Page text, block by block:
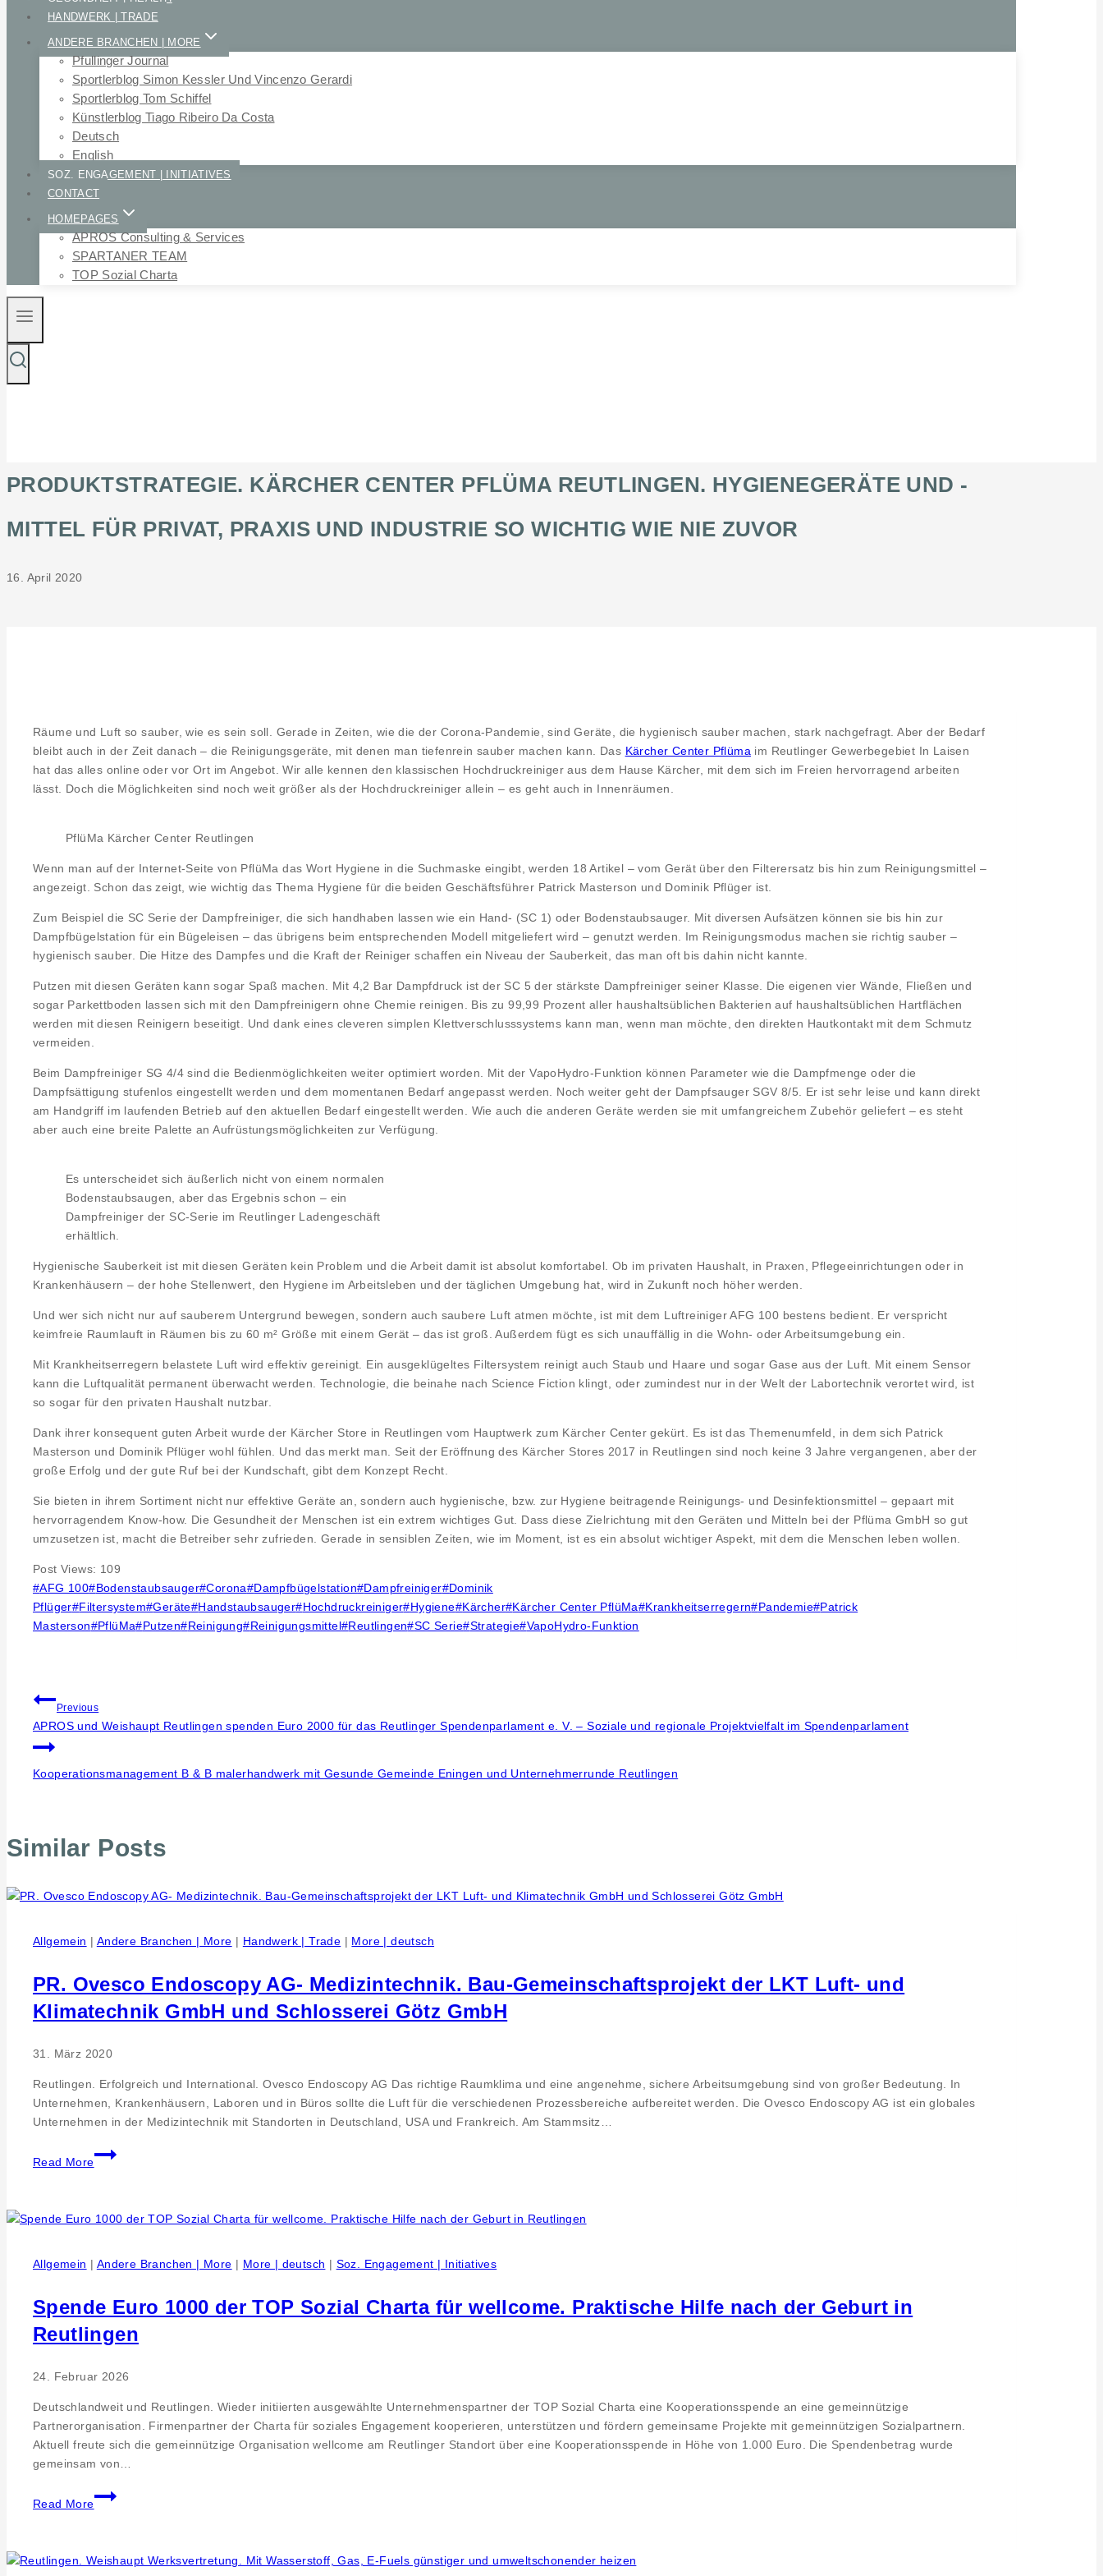
HANDWERK | TRADE
ANDERE BRANCHEN | MORE
Pfullinger Journal
Sportlerblog Simon Kessler Und Vincenzo Gerardi
Sportlerblog Tom Schiffel
Künstlerblog Tiago Ribeiro Da Costa
Deutsch
English
SOZ. ENGAGEMENT | INITIATIVES
CONTACT
HOMEPAGES
APROS Consulting & Services
SPARTANER TEAM
TOP Sozial Charta
PRODUKTSTRATEGIE. KÄRCHER CENTER PFLÜMA REUTLINGEN. HYGIENEGERÄTE UND -
MITTEL FÜR PRIVAT, PRAXIS UND INDUSTRIE SO WICHTIG WIE NIE ZUVOR
16. April 2020
Räume und Luft so sauber, wie es sein soll. Gerade in Zeiten, wie die der Corona-Pandemie, sind Geräte, die hygienisch sauber machen, stark nachgefragt. Aber der Bedarf
bleibt auch in der Zeit danach – die Reinigungsgeräte, mit denen man tiefenrein sauber machen kann. Das Kärcher Center Pflüma im Reutlinger Gewerbegebiet In Laisen
hat das alles online oder vor Ort im Angebot. Wir alle kennen den klassischen Hochdruckreiniger aus dem Hause Kärcher, mit dem sich im Freien hervorragend arbeiten
lässt. Doch die Möglichkeiten sind noch weit größer als der Hochdruckreiniger allein – es geht auch in Innenräumen.
PflüMa Kärcher Center Reutlingen
Wenn man auf der Internet-Seite von PflüMa das Wort Hygiene in die Suchmaske eingibt, werden 18 Artikel – vom Gerät über den Filterersatz bis hin zum Reinigungsmittel –
angezeigt. Schon das zeigt, wie wichtig das Thema Hygiene für die beiden Geschäftsführer Patrick Masterson und Dominik Pflüger ist.
Zum Beispiel die SC Serie der Dampfreiniger, die sich handhaben lassen wie ein Hand- (SC 1) oder Bodenstaubsauger. Mit diversen Aufsätzen können sie bis hin zur
Dampfbügelstation für ein Bügeleisen – das übrigens beim entsprechenden Modell mitgeliefert wird – genutzt werden. Im Reinigungsmodus machen sie richtig sauber –
hygienisch sauber. Die Hitze des Dampfes und die Kraft der Reiniger schaffen ein Niveau der Sauberkeit, das man oft bis dahin nicht kannte.
Putzen mit diesen Geräten kann sogar Spaß machen. Mit 4,2 Bar Dampfdruck ist der SC 5 der stärkste Dampfreiniger seiner Klasse. Die eigenen vier Wände, Fließen und
sogar Parkettboden lassen sich mit den Dampfreinigern ohne Chemie reinigen. Bis zu 99,99 Prozent aller haushaltsüblichen Bakterien auf haushaltsüblichen Hartflächen
werden mit diesen Reinigern beseitigt. Und dank eines cleveren simplen Klettverschlusssystems kann man, wenn man möchte, den direkten Hautkontakt mit dem Schmutz
vermeiden.
Beim Dampfreiniger SG 4/4 sind die Bedienmöglichkeiten weiter optimiert worden. Mit der VapoHydro-Funktion können Parameter wie die Dampfmenge oder die
Dampfsättigung stufenlos eingestellt werden und dem momentanen Bedarf angepasst werden. Noch weiter geht der Dampfsauger SGV 8/5. Er ist sehr leise und kann direkt
am Handgriff im laufenden Betrieb auf den aktuellen Bedarf eingestellt werden. Wie auch die anderen Geräte werden sie mit umfangreichem Zubehör geliefert – es steht
aber auch eine breite Palette an Aufrüstungsmöglichkeiten zur Verfügung.
Es unterscheidet sich äußerlich nicht von einem normalen
Bodenstaubsaugen, aber das Ergebnis schon – ein
Dampfreiniger der SC-Serie im Reutlinger Ladengeschäft
erhältlich.
Hygienische Sauberkeit ist mit diesen Geräten kein Problem und die Arbeit damit ist absolut komfortabel. Ob im privaten Haushalt, in Praxen, Pflegeeinrichtungen oder in
Krankenhäusern – der hohe Stellenwert, den Hygiene im Arbeitsleben und der täglichen Umgebung hat, wird in Zukunft noch höher werden.
Und wer sich nicht nur auf sauberem Untergrund bewegen, sondern auch saubere Luft atmen möchte, ist mit dem Luftreiniger AFG 100 bestens bedient. Er verspricht
keimfreie Raumlauft in Räumen bis zu 60 m² Größe mit einem Gerät – das ist groß. Außerdem fügt es sich unauffällig in die Wohn- oder Arbeitsumgebung ein.
Mit Krankheitserregern belastete Luft wird effektiv gereinigt. Ein ausgeklügeltes Filtersystem reinigt auch Staub und Haare und sogar Gase aus der Luft. Mit einem Sensor
kann die Luftqualität permanent überwacht werden. Technologie, die beinahe nach Science Fiction klingt, oder zumindest nur in der Welt der Labortechnik verortet wird, ist
so sogar für den privaten Haushalt nutzbar.
Dank ihrer konsequent guten Arbeit wurde der Kärcher Store in Reutlingen vom Hauptwerk zum Kärcher Center gekürt. Es ist das Themenumfeld, in dem sich Patrick
Masterson und Dominik Pflüger wohl fühlen. Und das merkt man. Seit der Eröffnung des Kärcher Stores 2017 in Reutlingen sind noch keine 3 Jahre vergangenen, aber der
große Erfolg und der gute Ruf bei der Kundschaft, gibt dem Konzept Recht.
Sie bieten in ihrem Sortiment nicht nur effektive Geräte an, sondern auch hygienische, bzw. zur Hygiene beitragende Reinigungs- und Desinfektionsmittel – gepaart mit
hervorragendem Know-how. Die Gesundheit der Menschen ist ein extrem wichtiges Gut. Dass diese Zielrichtung mit den Geräten und Mitteln bei der Pflüma GmbH so gut
umzusetzen ist, macht die Betreiber sehr zufrieden. Gerade in sensiblen Zeiten, wie im Moment, ist es ein absolut wichtiger Aspekt, mit dem die Menschen leben wollen.
Post Views: 109
Post
Tags:
#AFG 100#Bodenstaubsauger#Corona#Dampfbügelstation#Dampfreiniger#Dominik
Pflüger#Filtersystem#Geräte#Handstaubsauger#Hochdruckreiniger#Hygiene#Kärcher#Kärcher Center PflüMa#Krankheitserregern#Pandemie#Patrick
Masterson#PflüMa#Putzen#Reinigung#Reinigungsmittel#Reutlingen#SC Serie#Strategie#VapoHydro-Funktion
Beitragsnavigation
Previous
APROS und Weishaupt Reutlingen spenden Euro 2000 für das Reutlinger Spendenparlament e. V. – Soziale und regionale Projektvielfalt im Spendenparlament
Kooperationsmanagement B & B malerhandwerk mit Gesunde Gemeinde Eningen und Unternehmerrunde Reutlingen
Similar Posts
Allgemein | Andere Branchen | More | Handwerk | Trade | More | deutsch
PR. Ovesco Endoscopy AG- Medizintechnik. Bau-Gemeinschaftsprojekt der LKT Luft- und
Klimatechnik GmbH und Schlosserei Götz GmbH
31. März 2020
Reutlingen. Erfolgreich und International. Ovesco Endoscopy AG Das richtige Raumklima und eine angenehme, sichere Arbeitsumgebung sind von großer Bedeutung. In
Unternehmen, Krankenhäusern, Laboren und in Büros sollte die Luft für die verschiedenen Prozessbereiche aufbereitet werden. Die Ovesco Endoscopy AG ist ein globales
Unternehmen in der Medizintechnik mit Standorten in Deutschland, USA und Frankreich. Am Stammsitz…
Read More
PR.
Ovesco
Medizintechnik.
Gemeinschaftsprojekt
LKT
Luft-
und
GmbH
Allgemein | Andere Branchen | More | More | deutsch | Soz. Engagement | Initiatives
Spende Euro 1000 der TOP Sozial Charta für wellcome. Praktische Hilfe nach der Geburt in
Reutlingen
24. Februar 2026
Deutschlandweit und Reutlingen. Wieder initiierten ausgewählte Unternehmenspartner der TOP Sozial Charta eine Kooperationsspende an eine gemeinnützige
Partnerorganisation. Firmenpartner der Charta für soziales Engagement kooperieren, unterstützen und fördern gemeinsame Projekte mit gemeinnützigen Sozialpartnern.
Aktuell freute sich die gemeinnützige Organisation wellcome am Reutlinger Standort über eine Kooperationsspende in Höhe von 1.000 Euro. Die Spendenbetrag wurde
gemeinsam von…
Read More
Spende
Euro
TOP